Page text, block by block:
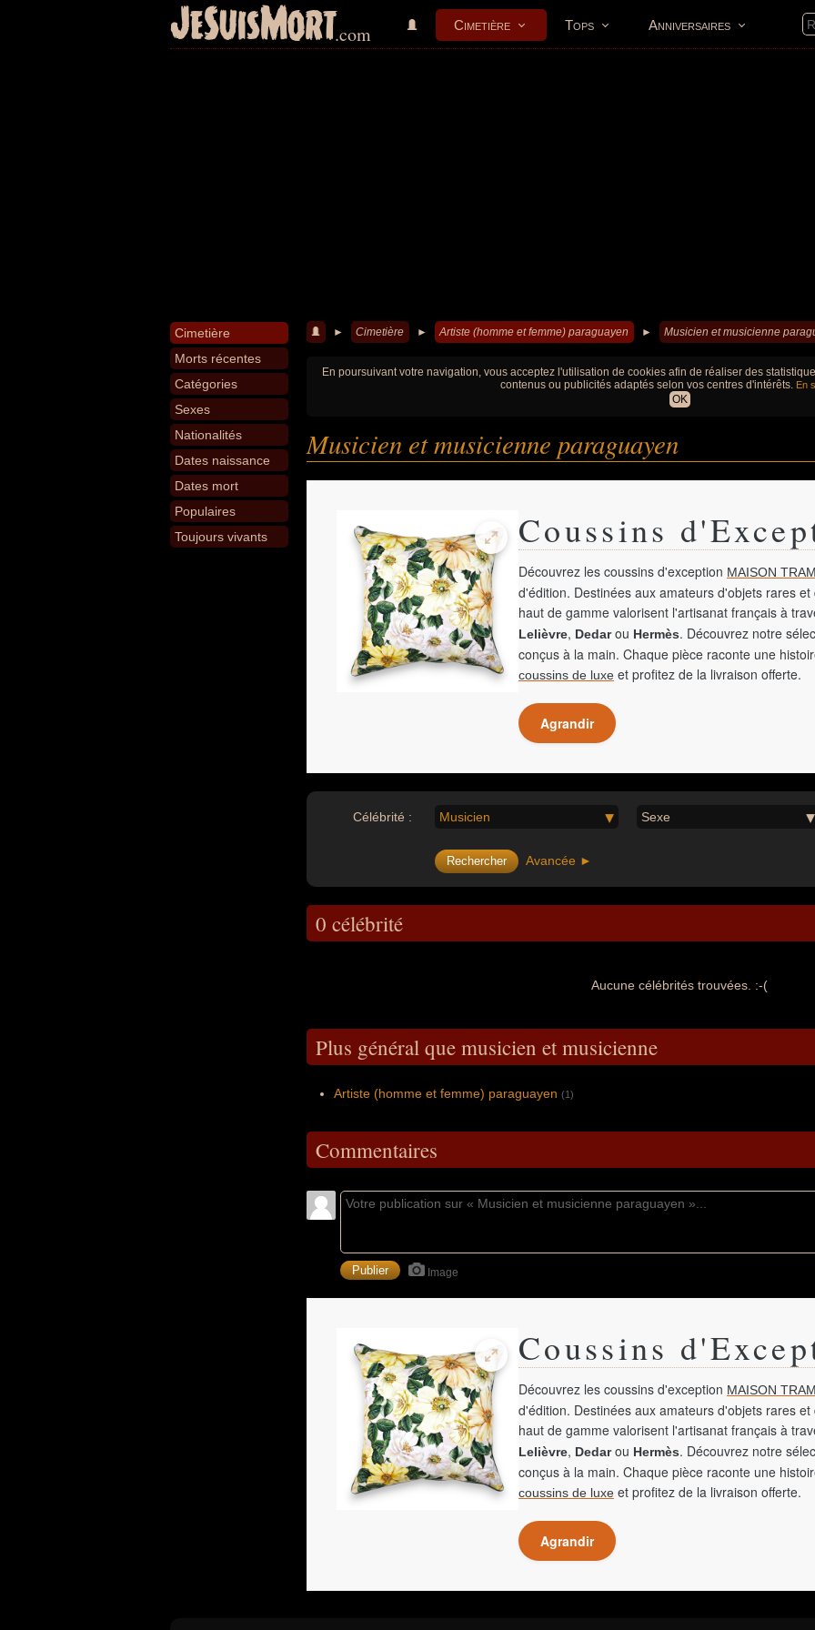
JeSuisMort.com Cimetière Tops Anniversaires
Cimetière
Morts récentes
Catégories
Sexes
Nationalités
Dates naissance
Dates mort
Populaires
Toujours vivants
► Cimetière ► Artiste (homme et femme) paraguayen ► Musicien et musicienne
En poursuivant votre navigation, vous acceptez l'utilisation de cookies afin de réaliser des
contenus ou publicités adaptés selon vos centres d'intérêts. En
OK
Musicien et musicienne paraguayen
Coussins
Découvrez les coussins d'exception MAISON
d'édition. Destinées aux amateurs d'objets rares
haut de gamme valorisent l'artisanat français à
Lelièvre, Dedarou Hermès. Découvrez notre
conçus à la main. Chaque pièce raconte une
coussins de luxe et profitez de la livraison offerte.
Agrandir
Célébrité : Musicien Sexe
Avancée ►
0 célébrité
Aucune célébrités trouvées. :-(
Plus général que musicien et musicienne
Artiste (homme et femme) paraguayen (1)
Commentaires
Image
Coussins
Découvrez les coussins d'exception MAISON
d'édition. Destinées aux amateurs d'objets rares
haut de gamme valorisent l'artisanat français à
Lelièvre, Dedarou Hermès. Découvrez notre
conçus à la main. Chaque pièce raconte une
coussins de luxe et profitez de la livraison offerte.
Agrandir